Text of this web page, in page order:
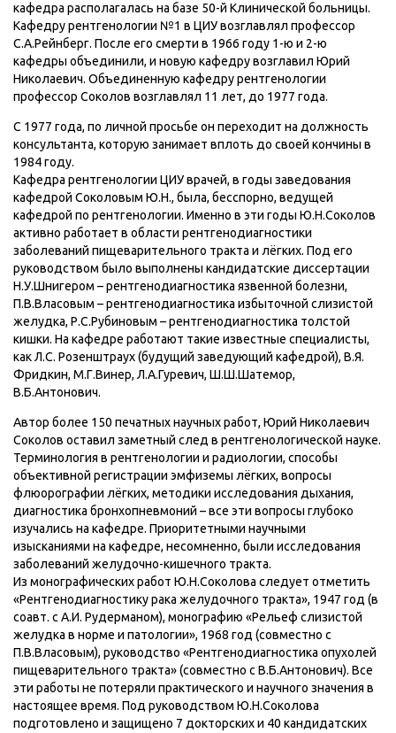
кафедра располагалась на базе 50-й Клинической больницы.
Кафедру рентгенологии №1 в ЦИУ возглавлял профессор
С.А.Рейнберг. После его смерти в 1966 году 1-ю и 2-ю
кафедры объединили, и новую кафедру возглавил Юрий
Николаевич. Объединенную кафедру рентгенологии
профессор Соколов возглавлял 11 лет, до 1977 года.
С 1977 года, по личной просьбе он переходит на должность
консультанта, которую занимает вплоть до своей кончины в
1984 году.
Кафедра рентгенологии ЦИУ врачей, в годы заведования
кафедрой Соколовым Ю.Н., была, бесспорно, ведущей
кафедрой по рентгенологии. Именно в эти годы Ю.Н.Соколов
активно работает в области рентгенодиагностики
заболеваний пищеварительного тракта и лёгких. Под его
руководством было выполнены кандидатские диссертации
Н.У.Шнигером – рентгенодиагностика язвенной болезни,
П.В.Власовым – рентгенодиагностика избыточной слизистой
желудка, Р.С.Рубиновым – рентгенодиагностика толстой
кишки. На кафедре работают такие известные специалисты,
как Л.С. Розенштраух (будущий заведующий кафедрой), В.Я.
Фридкин, М.Г.Винер, Л.А.Гуревич, Ш.Ш.Шатемор,
В.Б.Антонович.
Автор более 150 печатных научных работ, Юрий Николаевич
Соколов оставил заметный след в рентгенологической науке.
Терминология в рентгенологии и радиологии, способы
объективной регистрации эмфиземы лёгких, вопросы
флюорографии лёгких, методики исследования дыхания,
диагностика бронхопневмоний – все эти вопросы глубоко
изучались на кафедре. Приоритетными научными
изысканиями на кафедре, несомненно, были исследования
заболеваний желудочно-кишечного тракта.
Из монографических работ Ю.Н.Соколова следует отметить
«Рентгенодиагностику рака желудочного тракта», 1947 год (в
соавт. с А.И. Рудерманом), монографию «Рельеф слизистой
желудка в норме и патологии», 1968 год (совместно с
П.В.Власовым), руководство «Рентгенодиагностика опухолей
пищеварительного тракта» (совместно с В.Б.Антонович). Все
эти работы не потеряли практического и научного значения в
настоящее время. Под руководством Ю.Н.Соколова
подготовлено и защищено 7 докторских и 40 кандидатских